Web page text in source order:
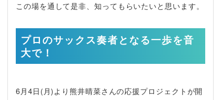
この場を通して是非、知ってもらいたいと思います。
プロのサックス奏者となる一歩を音
大で！
6月4日(月)より熊井晴菜さんの応援プロジェクトが開